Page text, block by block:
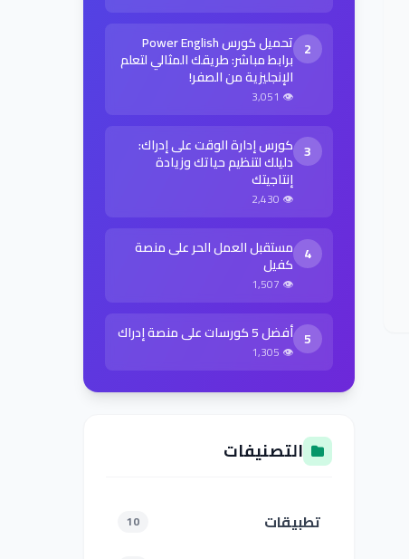
2 تحميل كورس Power English
برابط مباشر: طريقك المثالي لتعلم
الإنجليزية من الصفر!
👁 3,051
3 كورس إدارة الوقت على إدراك:
دليلك لتنظيم حياتك وزيادة
إنتاجيتك
👁 2,430
4 مستقبل العمل الحر على منصة
كفيل
👁 1,507
5 أفضل 5 كورسات على منصة إدراك
👁 1,305
التصنيفات
تطبيقات 10